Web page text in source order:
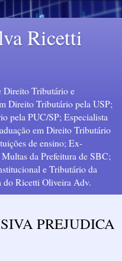
Ricetti
Direito Tributário e
Direito Tributário pela USP;
pela PUC/SP; Especialista
em Direito Tributário
de ensino; Ex-
da Prefeitura de SBC;
e Tributário da
do Ricetti Oliveira Adv.
PREJUDICA